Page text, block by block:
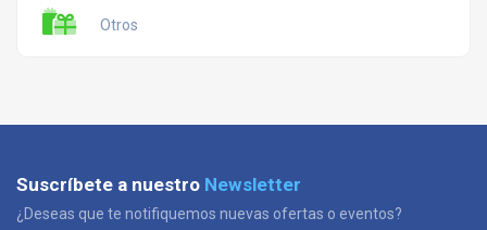
Otros
Suscríbete a nuestro Newsletter
¿Deseas que te notifiquemos nuevas ofertas o eventos?